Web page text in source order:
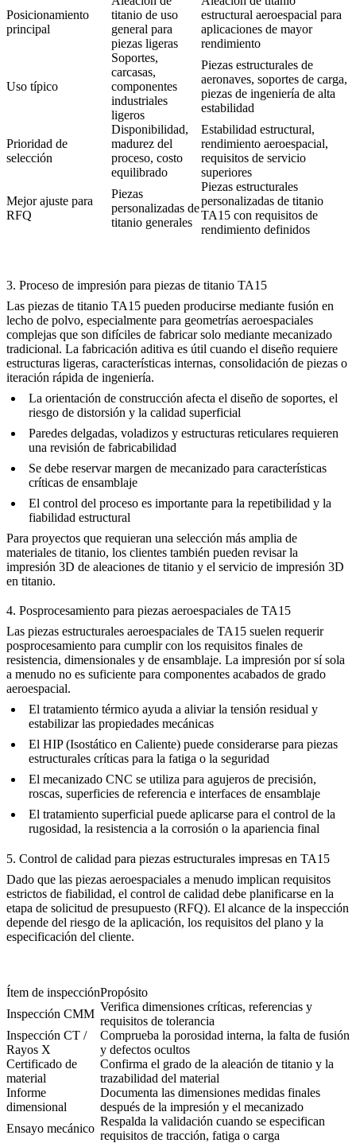
Posicionamiento
principal
titanio de uso
general para
piezas ligeras
estructural aeroespacial para
aplicaciones de mayor
rendimiento
Uso típico
Soportes,
carcasas,
componentes
industriales
ligeros
Piezas estructurales de
aeronaves, soportes de carga,
piezas de ingeniería de alta
estabilidad
Prioridad de
selección
Disponibilidad,
madurez del
proceso, costo
equilibrado
Estabilidad estructural,
rendimiento aeroespacial,
requisitos de servicio
superiores
Mejor ajuste para
RFQ
Piezas
personalizadas de
titanio generales
Piezas estructurales
personalizadas de titanio
TA15 con requisitos de
rendimiento definidos
3. Proceso de impresión para piezas de titanio TA15
Las piezas de titanio TA15 pueden producirse mediante fusión en
lecho de polvo, especialmente para geometrías aeroespaciales
complejas que son difíciles de fabricar solo mediante mecanizado
tradicional. La fabricación aditiva es útil cuando el diseño requiere
estructuras ligeras, características internas, consolidación de piezas o
iteración rápida de ingeniería.
La orientación de construcción afecta el diseño de soportes, el
riesgo de distorsión y la calidad superficial
Paredes delgadas, voladizos y estructuras reticulares requieren
una revisión de fabricabilidad
Se debe reservar margen de mecanizado para características
críticas de ensamblaje
El control del proceso es importante para la repetibilidad y la
fiabilidad estructural
Para proyectos que requieran una selección más amplia de
materiales de titanio, los clientes también pueden revisar la
impresión 3D de aleaciones de titanio y el servicio de impresión 3D
en titanio.
4. Posprocesamiento para piezas aeroespaciales de TA15
Las piezas estructurales aeroespaciales de TA15 suelen requerir
posprocesamiento para cumplir con los requisitos finales de
resistencia, dimensionales y de ensamblaje. La impresión por sí sola
a menudo no es suficiente para componentes acabados de grado
aeroespacial.
El tratamiento térmico ayuda a aliviar la tensión residual y
estabilizar las propiedades mecánicas
El HIP (Isostático en Caliente) puede considerarse para piezas
estructurales críticas para la fatiga o la seguridad
El mecanizado CNC se utiliza para agujeros de precisión,
roscas, superficies de referencia e interfaces de ensamblaje
El tratamiento superficial puede aplicarse para el control de la
rugosidad, la resistencia a la corrosión o la apariencia final
5. Control de calidad para piezas estructurales impresas en TA15
Dado que las piezas aeroespaciales a menudo implican requisitos
estrictos de fiabilidad, el control de calidad debe planificarse en la
etapa de solicitud de presupuesto (RFQ). El alcance de la inspección
depende del riesgo de la aplicación, los requisitos del plano y la
especificación del cliente.
Ítem de inspecciónPropósito
Inspección CMM
Verifica dimensiones críticas, referencias y
requisitos de tolerancia
Inspección CT /
Rayos X
Comprueba la porosidad interna, la falta de fusión
y defectos ocultos
Certificado de
material
Confirma el grado de la aleación de titanio y la
trazabilidad del material
Informe
dimensional
Documenta las dimensiones medidas finales
después de la impresión y el mecanizado
Ensayo mecánico
Respalda la validación cuando se especifican
requisitos de tracción, fatiga o carga